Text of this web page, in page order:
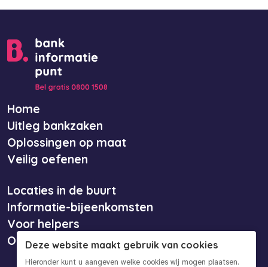
Home
Uitleg bankzaken
Oplossingen op maat
Veilig oefenen
Locaties in de buurt
Informatie-bijeenkomsten
Voor helpers
Over ons
Deze website maakt gebruik van cookies
Hieronder kunt u aangeven welke cookies wij mogen plaatsen.